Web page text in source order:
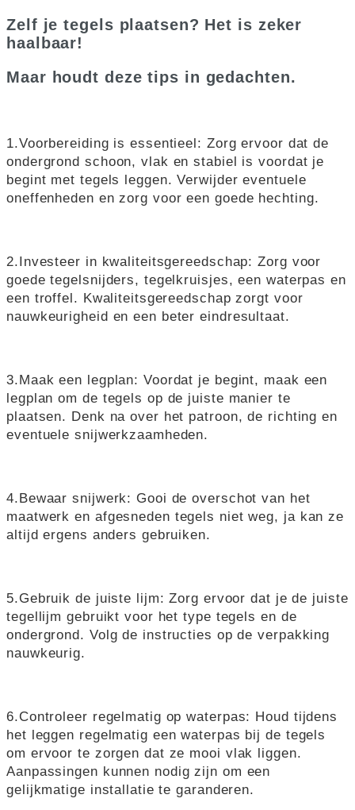
Zelf je tegels plaatsen? Het is zeker
haalbaar!
Maar houdt deze tips in gedachten.
1.Voorbereiding is essentieel: Zorg ervoor dat de
ondergrond schoon, vlak en stabiel is voordat je
begint met tegels leggen. Verwijder eventuele
oneffenheden en zorg voor een goede hechting.
2.Investeer in kwaliteitsgereedschap: Zorg voor
goede tegelsnijders, tegelkruisjes, een waterpas en
een troffel. Kwaliteitsgereedschap zorgt voor
nauwkeurigheid en een beter eindresultaat.
3.Maak een legplan: Voordat je begint, maak een
legplan om de tegels op de juiste manier te
plaatsen. Denk na over het patroon, de richting en
eventuele snijwerkzaamheden.
4.Bewaar snijwerk: Gooi de overschot van het
maatwerk en afgesneden tegels niet weg, ja kan ze
altijd ergens anders gebruiken.
5.Gebruik de juiste lijm: Zorg ervoor dat je de juiste
tegellijm gebruikt voor het type tegels en de
ondergrond. Volg de instructies op de verpakking
nauwkeurig.
6.Controleer regelmatig op waterpas: Houd tijdens
het leggen regelmatig een waterpas bij de tegels
om ervoor te zorgen dat ze mooi vlak liggen.
Aanpassingen kunnen nodig zijn om een
gelijkmatige installatie te garanderen.